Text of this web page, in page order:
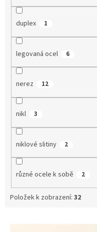
duplex 1
legovaná ocel 6
nerez 12
nikl 3
niklové slitiny 2
různé ocele k sobě 2
Položek k zobrazení: 32
V